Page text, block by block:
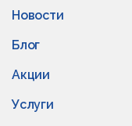
Новости
Блог
Акции
Услуги